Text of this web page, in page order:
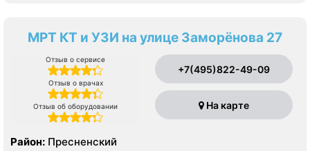
МРТ КТ и УЗИ на улице Заморёнова 27
Отзыв о сервисе
Отзыв о врачах
Отзыв об оборудовании
+7(495)822-49-09
На карте
Район: Пресненский